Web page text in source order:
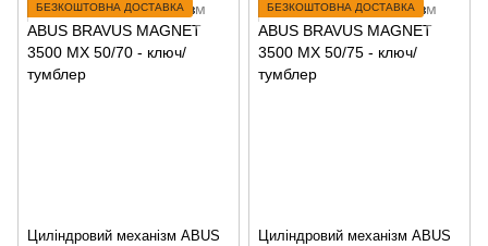
БЕЗКОШТОВНА ДОСТАВКА
Циліндровий механізм ABUS
БЕЗКОШТОВНА ДОСТАВКА
Циліндровий механізм ABUS